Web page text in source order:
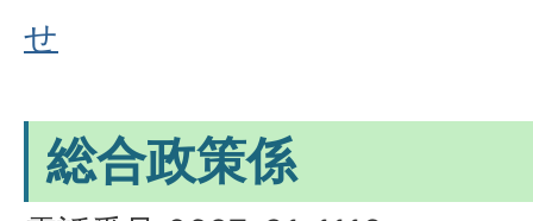
せ
総合政策係